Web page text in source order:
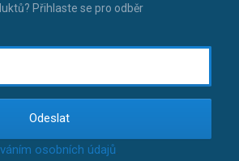
Přihlaste se pro odběr
Odeslat
osobních údajů.